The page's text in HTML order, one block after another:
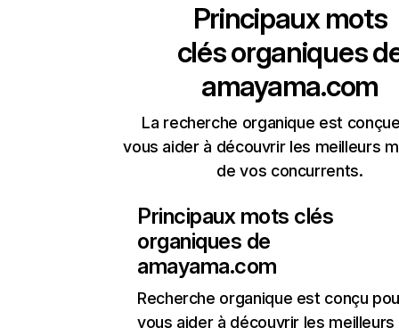
Principaux mots
clés organiques
amayama.com
La recherche organique est
vous aider à découvrir les meilleurs
de vos concurrents.
Principaux mots clés
organiques de
amayama.com
Recherche organique est conçu
vous aider à découvrir les